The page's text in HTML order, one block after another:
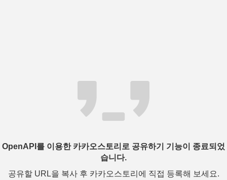
OpenAPI를 이용한 카카오스토리로 공유하기 기능이 종료되었
습니다.
공유할 URL을 복사 후 카카오스토리에 직접 등록해 보세요.